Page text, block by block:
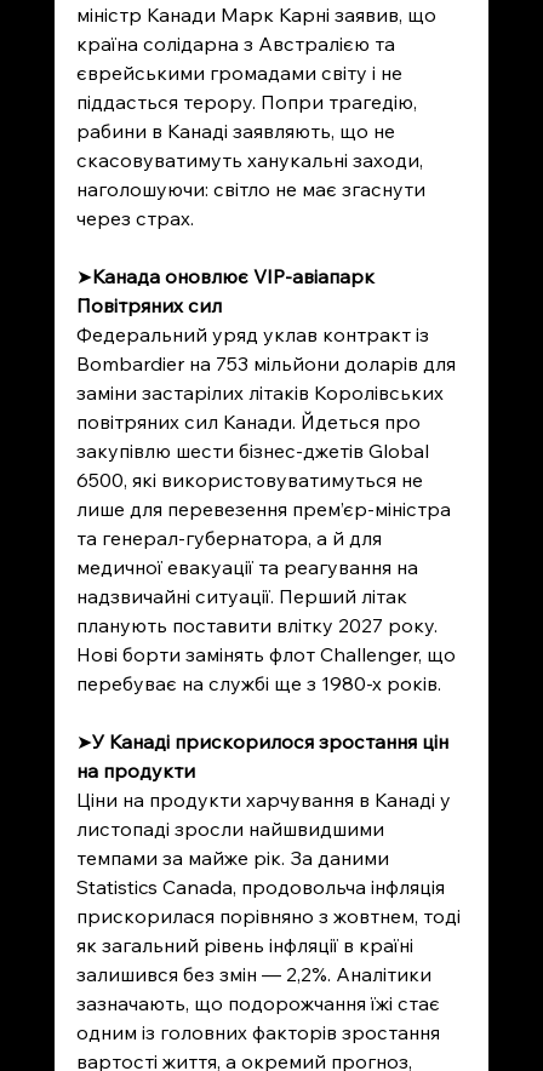
міністр Канади Марк Карні заявив, що
країна солідарна з Австралією та
єврейськими громадами світу і не
піддасться терору. Попри трагедію,
рабини в Канаді заявляють, що не
скасовуватимуть ханукальні заходи,
наголошуючи: світло не має згаснути
через страх.
➤Канада оновлює VIP-авіапарк
Повітряних сил
Федеральний уряд уклав контракт із
Bombardier на 753 мільйони доларів для
заміни застарілих літаків Королівських
повітряних сил Канади. Йдеться про
закупівлю шести бізнес-джетів Global
6500, які використовуватимуться не
лише для перевезення прем’єр-міністра
та генерал-губернатора, а й для
медичної евакуації та реагування на
надзвичайні ситуації. Перший літак
планують поставити влітку 2027 року.
Нові борти замінять флот Challenger, що
перебуває на службі ще з 1980-х років.
➤У Канаді прискорилося зростання цін
на продукти
Ціни на продукти харчування в Канаді у
листопаді зросли найшвидшими
темпами за майже рік. За даними
Statistics Canada, продовольча інфляція
прискорилася порівняно з жовтнем, тоді
як загальний рівень інфляції в країні
залишився без змін — 2,2%. Аналітики
зазначають, що подорожчання їжі стає
одним із головних факторів зростання
вартості життя, а окремий прогноз,